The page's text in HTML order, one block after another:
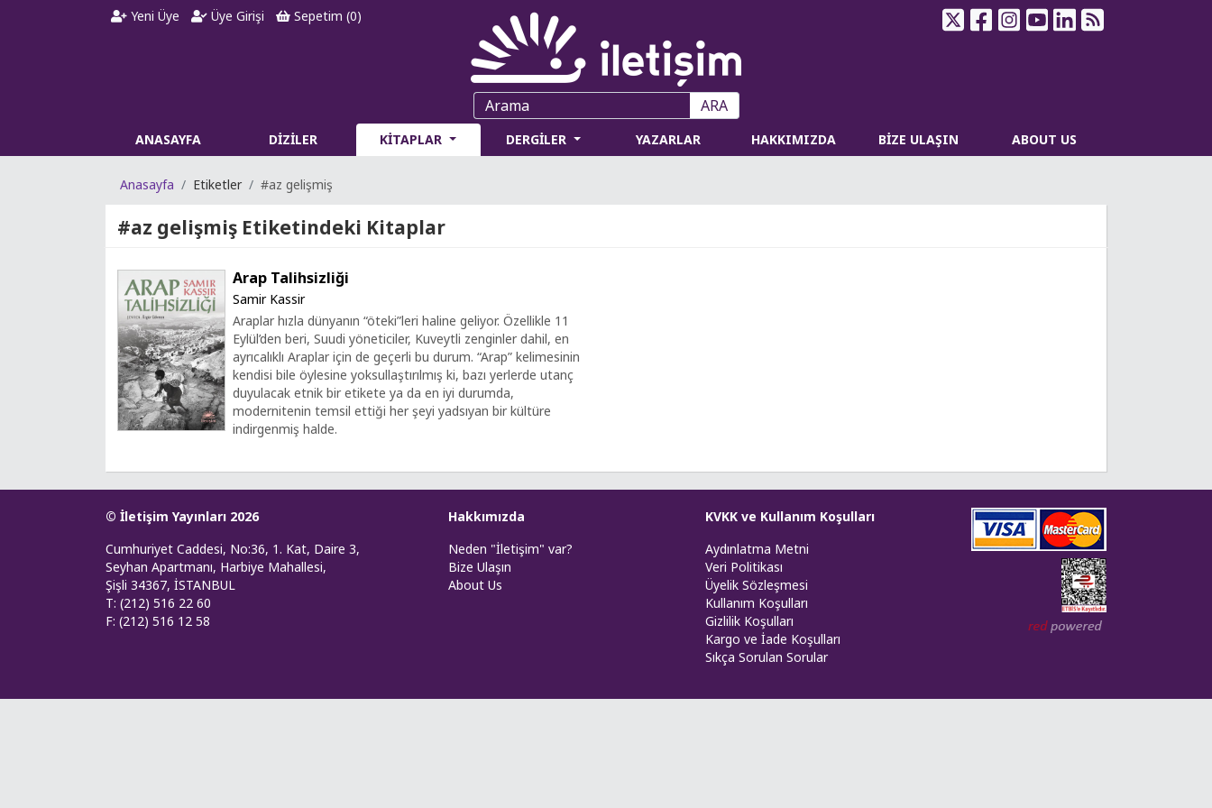
Yeni Üye Üye Girişi Sepetim (0)
ARA
ANASAYFA DİZİLER KİTAPLAR DERGİLER YAZARLAR HAKKIMIZDA BİZE ULAŞIN ABOUT US
Anasayfa Etiketler #az gelişmiş
#az gelişmiş Etiketindeki Kitaplar
Arap Talihsizliği
Samir Kassir
Araplar hızla dünyanın “öteki”leri haline geliyor. Özellikle 11
Eylül’den beri, Suudi yöneticiler, Kuveytli zenginler dahil, en
ayrıcalıklı Araplar için de geçerli bu durum. “Arap” kelimesinin
kendisi bile öylesine yoksullaştırılmış ki, bazı yerlerde utanç
duyulacak etnik bir etikete ya da en iyi durumda,
modernitenin temsil ettiği her şeyi yadsıyan bir kültüre
indirgenmiş halde.
© İletişim Yayınları 2026
Cumhuriyet Caddesi, No:36, 1. Kat, Daire 3,
Seyhan Apartmanı, Harbiye Mahallesi,
Şişli 34367, İSTANBUL
T: (212) 516 22 60
F: (212) 516 12 58
Hakkımızda
Neden "İletişim" var?
Bize Ulaşın
About Us
KVKK ve Kullanım Koşulları
Aydınlatma Metni
Veri Politikası
Üyelik Sözleşmesi
Kullanım Koşulları
Gizlilik Koşulları
Kargo ve İade Koşulları
Sıkça Sorulan Sorular
Web tasarım: Red Bilişim